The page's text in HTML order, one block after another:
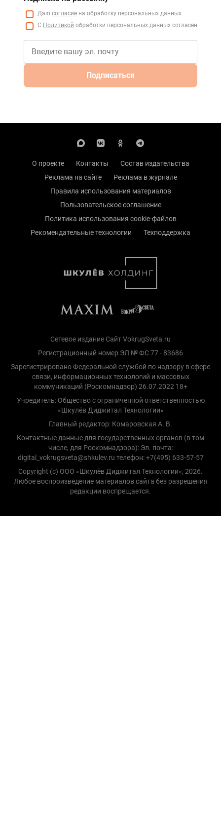
Даю согласие на обработку персональных данных
С Политикой обработки персональных данных согласен
Подписаться
О проекте Контакты
Состав издательства
Реклама на сайте
Реклама в журнале
Правила использования материалов
Пользовательское соглашение
Политика использования cookie-файлов
Рекомендательные технологии
Техподдержка
Сетевое издание Сайт VokrugSveta.ru
Регистрационный номер ЭЛ № ФС 77 - 83686
Зарегистрировано Федеральной службой по надзору в сфере
связи, информационных технологий и массовых
коммуникаций (Роскомнадзор) 26.07.2022 18+
Учредитель: Общество с ограниченной ответственностью
«Шкулёв Диджитал Технологии»
Главный редактор: Комаровская А. В.
Контактные данные для государственных органов (в том
числе, для Роскомнадзора): Эл. почта:
digital_vokrugsveta@shkulev.ru телефон: +7(495) 633-57-57
Copyright (с) ООО «Шкулёв Диджитал Технологии», 2026.
Любое воспроизведение материалов сайта без разрешения
редакции воспрещается.